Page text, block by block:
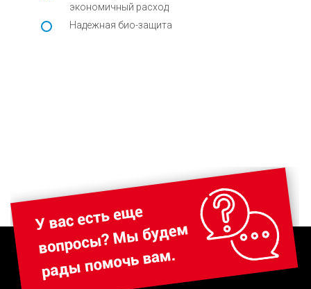
экономичный расход
Надежная био-защита